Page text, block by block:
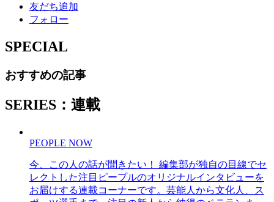
友だち追加
フォロー
SPECIAL
おすすめの記事
SERIES：連載
PEOPLE NOW
今、この人の話が聞きたい！ 編集部が独自の目線でセ
レクトした注目ピープルのオリジナルインタビューを
お届けする連載コーナーです。芸能人から文化人、ス